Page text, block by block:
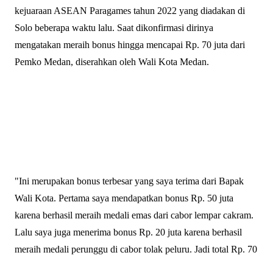
kejuaraan ASEAN Paragames tahun 2022 yang diadakan di
Solo beberapa waktu lalu. Saat dikonfirmasi dirinya
mengatakan meraih bonus hingga mencapai Rp. 70 juta dari
Pemko Medan, diserahkan oleh Wali Kota Medan.
"Ini merupakan bonus terbesar yang saya terima dari Bapak
Wali Kota. Pertama saya mendapatkan bonus Rp. 50 juta
karena berhasil meraih medali emas dari cabor lempar cakram.
Lalu saya juga menerima bonus Rp. 20 juta karena berhasil
meraih medali perunggu di cabor tolak peluru. Jadi total Rp. 70